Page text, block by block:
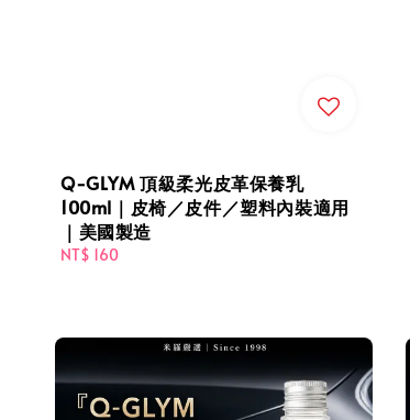
Q-GLYM 頂級柔光皮革保養乳
100ml｜皮椅／皮件／塑料內裝適用
｜美國製造
Regular
NT$ 160